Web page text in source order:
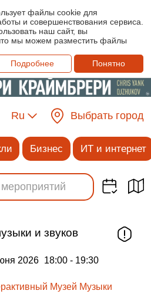
файлы cookie для
и совершенствования сервиса.
наш сайт, вы
мы можем разместить файлы
Подробнее
Понятно
Ru Выбрать город
Бизнес ИТ и интернет
и звуков
2026 18:00 - 19:30
Музей Музыки